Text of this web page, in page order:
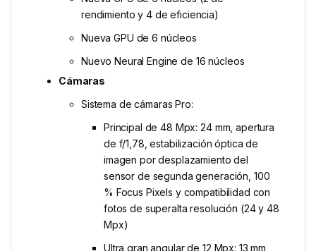
rendimiento y 4 de eficiencia)
Nueva GPU de 6 núcleos
Nuevo Neural Engine de 16 núcleos
Cámaras
Sistema de cámaras Pro:
Principal de 48 Mpx: 24 mm, apertura
de f/1,78, estabili­zación óptica de
imagen por desplazamiento del
sensor de segunda generación, 100
% Focus Pixels y compati­bilidad con
fotos de superalta resolución (24 y 48
Mpx)
Ultra gran angular de 12 Mpx: 13 mm,